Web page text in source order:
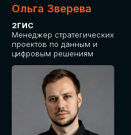
Ольга Зверева
2ГИС
Менеджер стратегических
проектов по данным и
цифровым решениям